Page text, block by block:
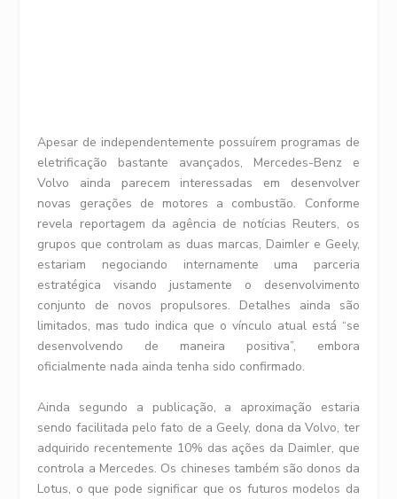
Apesar de independentemente possuírem programas de
eletrificação bastante avançados, Mercedes-Benz e
Volvo ainda parecem interessadas em desenvolver
novas gerações de motores a combustão. Conforme
revela reportagem da agência de notícias Reuters, os
grupos que controlam as duas marcas, Daimler e Geely,
estariam negociando internamente uma parceria
estratégica visando justamente o desenvolvimento
conjunto de novos propulsores. Detalhes ainda são
limitados, mas tudo indica que o vínculo atual está “se
desenvolvendo de maneira positiva”, embora
oficialmente nada ainda tenha sido confirmado.
Ainda segundo a publicação, a aproximação estaria
sendo facilitada pelo fato de a Geely, dona da Volvo, ter
adquirido recentemente 10% das ações da Daimler, que
controla a Mercedes. Os chineses também são donos da
Lotus, o que pode significar que os futuros modelos da